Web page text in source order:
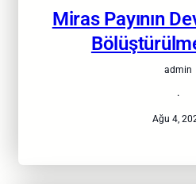
Miras Payının
admin
·
Ağu 4,